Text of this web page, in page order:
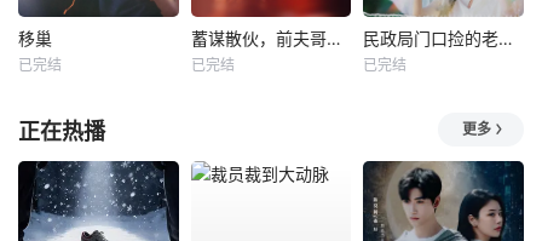
移巢
已完结
蓄谋散伙，前夫哥对我怦然心动
已完结
民政局门口捡的老公身份藏不住了
已完结
正在热播 更多